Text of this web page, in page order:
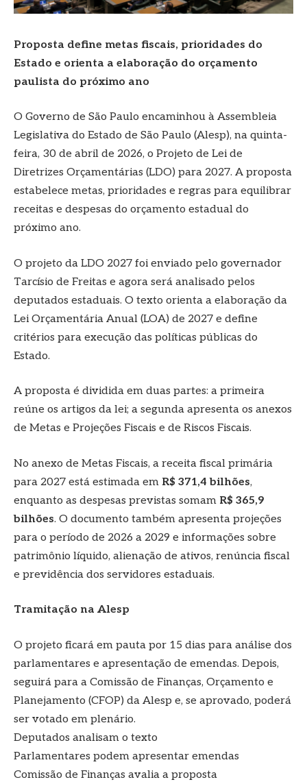
Proposta define metas fiscais, prioridades do
Estado e orienta a elaboração do orçamento
paulista do próximo ano
O Governo de São Paulo encaminhou à Assembleia
Legislativa do Estado de São Paulo (Alesp), na quinta-
feira, 30 de abril de 2026, o Projeto de Lei de
Diretrizes Orçamentárias (LDO) para 2027. A proposta
estabelece metas, prioridades e regras para equilibrar
receitas e despesas do orçamento estadual do
próximo ano.
O projeto da LDO 2027 foi enviado pelo governador
Tarcísio de Freitas e agora será analisado pelos
deputados estaduais. O texto orienta a elaboração da
Lei Orçamentária Anual (LOA) de 2027 e define
critérios para execução das políticas públicas do
Estado.
A proposta é dividida em duas partes: a primeira
reúne os artigos da lei; a segunda apresenta os anexos
de Metas e Projeções Fiscais e de Riscos Fiscais.
No anexo de Metas Fiscais, a receita fiscal primária
para 2027 está estimada em R$ 371,4 bilhões,
enquanto as despesas previstas somam R$ 365,9
bilhões. O documento também apresenta projeções
para o período de 2026 a 2029 e informações sobre
patrimônio líquido, alienação de ativos, renúncia fiscal
e previdência dos servidores estaduais.
Tramitação na Alesp
O projeto ficará em pauta por 15 dias para análise dos
parlamentares e apresentação de emendas. Depois,
seguirá para a Comissão de Finanças, Orçamento e
Planejamento (CFOP) da Alesp e, se aprovado, poderá
ser votado em plenário.
Deputados analisam o texto
Parlamentares podem apresentar emendas
Comissão de Finanças avalia a proposta